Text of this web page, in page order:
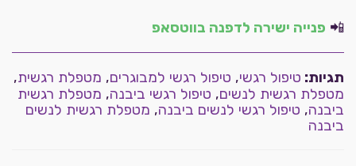
📲 פנייה ישירה לדפנה בווטסאפ
תגיות: טיפול רגשי, טיפול רגשי למבוגרים, מטפלת רגשית,
מטפלת רגשית לנשים, טיפול רגשי ביבנה, מטפלת רגשית
ביבנה, טיפול רגשי לנשים ביבנה, מטפלת רגשית לנשים
ביבנה